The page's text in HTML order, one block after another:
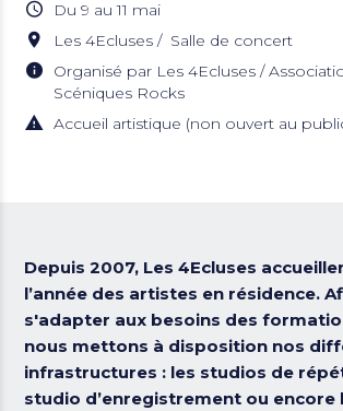
Du 9 au 11 mai
Les 4Ecluses
Salle de concert
Organisé par Les 4Ecluses /
Scéniques Rocks
Accueil artistique (non ouvert au
Depuis 2007, Les 4Ecluses
l’année des artistes en résidence.
s'adapter aux besoins des
nous mettons à disposition nos
infrastructures : les studios de
studio d’enregistrement ou encore